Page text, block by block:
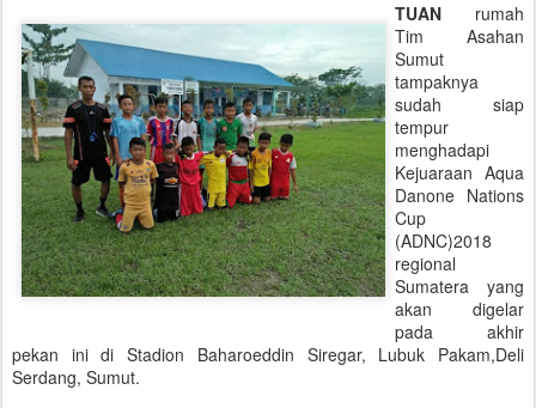
TUAN rumah
Tim Asahan
Sumut
tampaknya
sudah siap
tempur
menghadapi
Kejuaraan Aqua
Danone Nations
Cup
(ADNC)2018
regional
Sumatera yang
akan digelar
pada akhir
pekan ini di Stadion Baharoeddin Siregar, Lubuk Pakam,Deli
Serdang, Sumut.